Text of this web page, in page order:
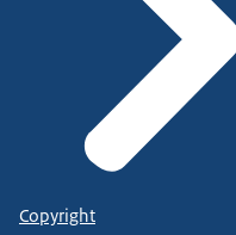
Copyright